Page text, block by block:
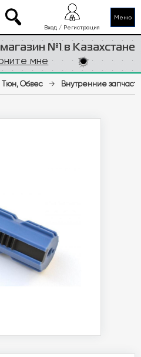
Меню
№1 в Казахстане
Вход / Регистрация
мне
Тюн, Обвес → Внутренние запчасти